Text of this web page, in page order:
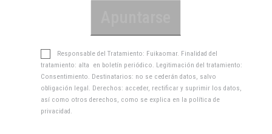
Responsable del Tratamiento: Fuikaomar. Finalidad del
tratamiento: alta en boletín periódico. Legitimación del tratamiento:
Consentimiento. Destinatarios: no se cederán datos, salvo
obligación legal. Derechos: acceder, rectificar y suprimir los datos,
así como otros derechos, como se explica en la política de
privacidad .